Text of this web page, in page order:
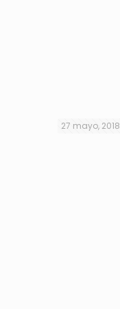
27 mayo, 2018